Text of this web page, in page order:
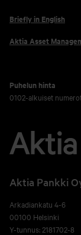
Briefly in English
Aktia Asset
Puhelun hinta
0102-alkuiset
Aktia Pankki
Arkadiankatu 4-6
00100 Helsinki
Y-tunnus: 2181702-8